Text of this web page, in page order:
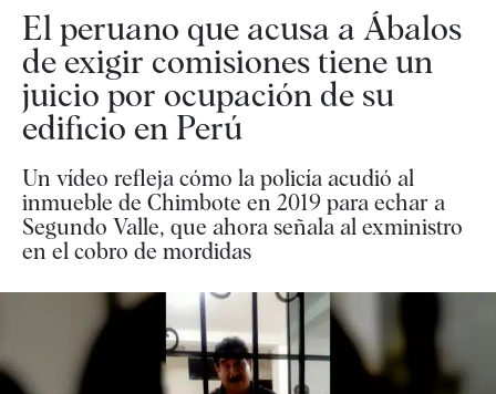
El peruano que acusa a Ábalos
de exigir comisiones tiene un
juicio por ocupación de su
edificio en Perú
Un vídeo refleja cómo la policía acudió al
inmueble de Chimbote en 2019 para echar a
Segundo Valle, que ahora señala al exministro
en el cobro de mordidas